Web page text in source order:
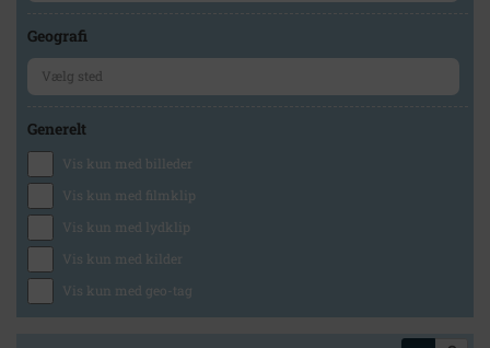
Geografi
Generelt
Vis kun med billeder
Vis kun med filmklip
Vis kun med lydklip
Vis kun med kilder
Vis kun med geo-tag